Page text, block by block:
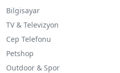
Bilgisayar
TV & Televizyon
Cep Telefonu
Petshop
Outdoor & Spor